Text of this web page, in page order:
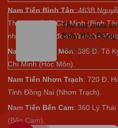
Thủ tục mua
Biên Hòa Đồng
MON 07, 2022
Nam Tiến Bình Tân: 463B
Thành phố Hồ Chí Minh (Bình
nhiệm của tập đoàn Yamaha
Nam Tiến Hóc Môn: 385 Đ. Tô
Chí Minh (Hóc Môn).
Nam Tiến Nhơn Trạch: 720 Đ.
Tỉnh Đồng Nai (Nhơn Trạch).
Nam Tiến Bến Cam: 360 Lý
(Bến Cam).